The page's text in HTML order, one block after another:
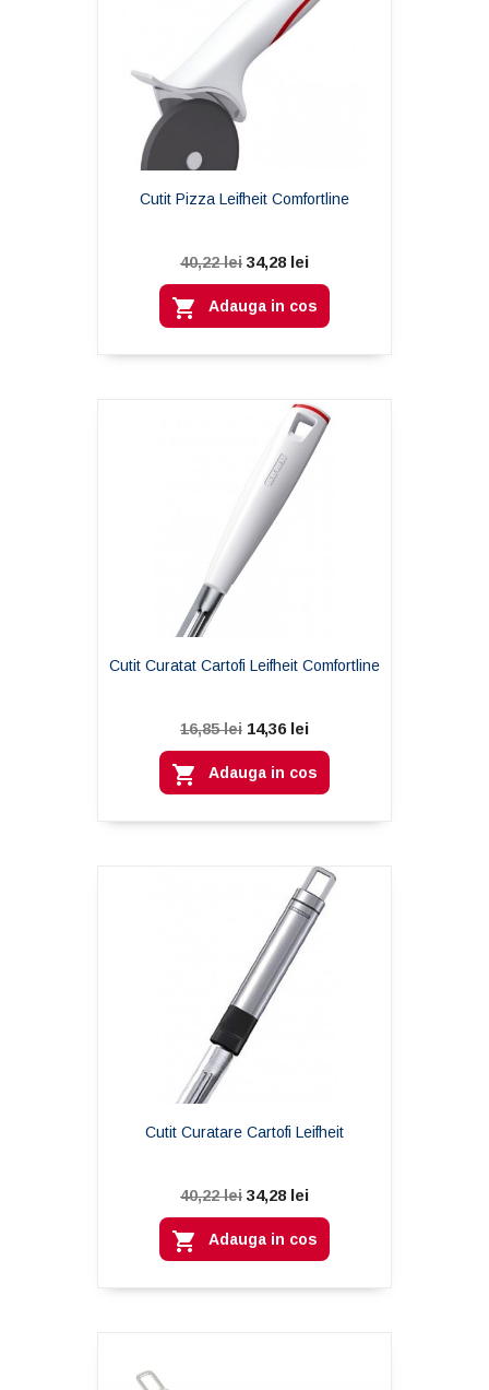
Cutit Pizza Leifheit Comfortline
40,22 lei 34,28 lei
 Adauga in cos
Cutit Curatat Cartofi Leifheit Comfortline
16,85 lei 14,36 lei
 Adauga in cos
Cutit Curatare Cartofi Leifheit
40,22 lei 34,28 lei
 Adauga in cos